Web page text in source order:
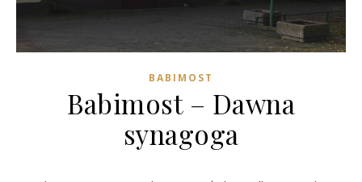
BABIMOST
Babimost – Dawna
synagoga